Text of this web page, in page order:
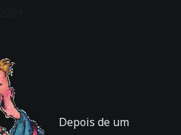
Depois de um